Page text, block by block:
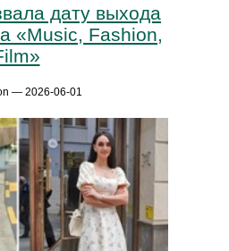
дату выхода
«Music, Fashion,
— 2026-06-01